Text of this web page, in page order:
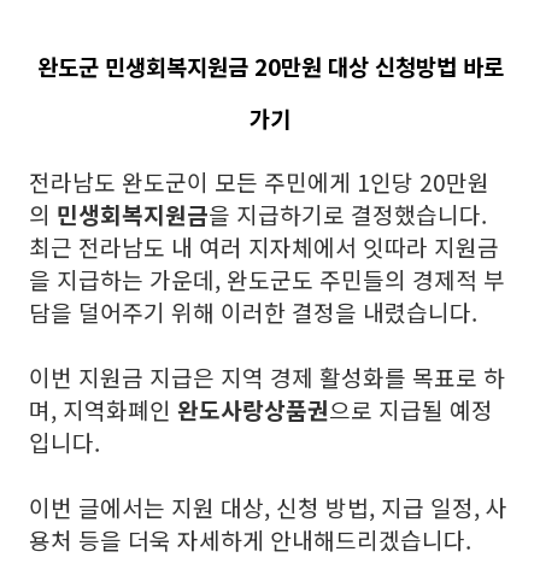
완도군 민생회복지원금 20만원 대상 신청방법 바로
가기
전라남도 완도군이 모든 주민에게 1인당 20만원
의 민생회복지원금을 지급하기로 결정했습니다.
최근 전라남도 내 여러 지자체에서 잇따라 지원금
을 지급하는 가운데, 완도군도 주민들의 경제적 부
담을 덜어주기 위해 이러한 결정을 내렸습니다.
이번 지원금 지급은 지역 경제 활성화를 목표로 하
며, 지역화폐인 완도사랑상품권으로 지급될 예정
입니다.
이번 글에서는 지원 대상, 신청 방법, 지급 일정, 사
용처 등을 더욱 자세하게 안내해드리겠습니다.